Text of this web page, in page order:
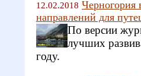
12.02.2018
направлений для
По версии
лучших
году.